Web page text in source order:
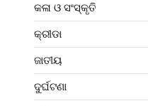
କଳା ଓ ସଂସ୍କୃତି
କ୍ରୀଡା
ଜାତୀୟ
ଦୁର୍ଘଟଣା